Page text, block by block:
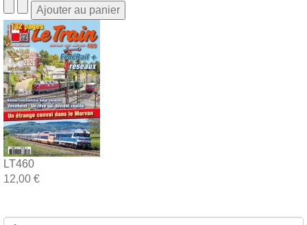
LT460
12,00 €